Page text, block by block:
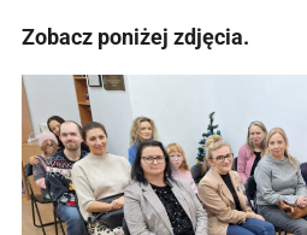
Zobacz poniżej zdjęcia.